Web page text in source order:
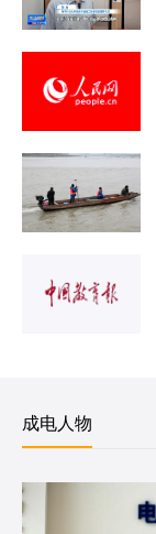
成电人物